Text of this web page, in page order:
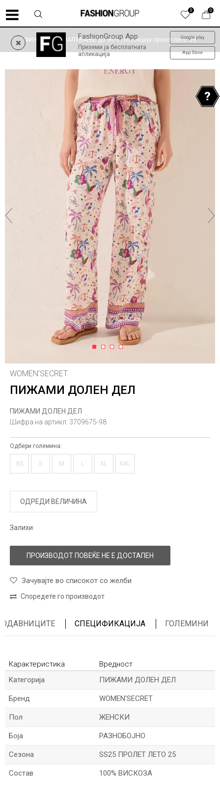
0
0
FashionGroup App
Преземи ја бесплатната
апликација
Google play
App Store
ФИНАЛНО НАМАЛУВАЊЕ до -60% | колекција пролет-лето '26
1 2 3 4
WOMEN'SECRET
ПИЖАМИ ДОЛЕН ДЕЛ
ПИЖАМИ ДОЛЕН ДЕЛ
Шифра на артикл: 3709675-98
Одбери големина:
XS S M L XL XXL
ОДРЕДИ ВЕЛИЧИНА
Залихи
ПРОИЗВОДОТ ПОВЕЌЕ НЕ Е ДОСТАПЕН
Зачувајте во списокот со желби
Споредете го производот
СПЕЦИФИКАЦИЈА ГОЛЕМИНИ
Карактеристика
Вредност
Kатегорија
ПИЖАМИ ДОЛЕН ДЕЛ
Бренд WOMEN'SECRET
Пол ЖЕНСКИ
Боја РАЗНОБОЈНО
Сезона SS25 ПРОЛЕТ ЛЕТО 25
Состав 100% ВИСКОЗА